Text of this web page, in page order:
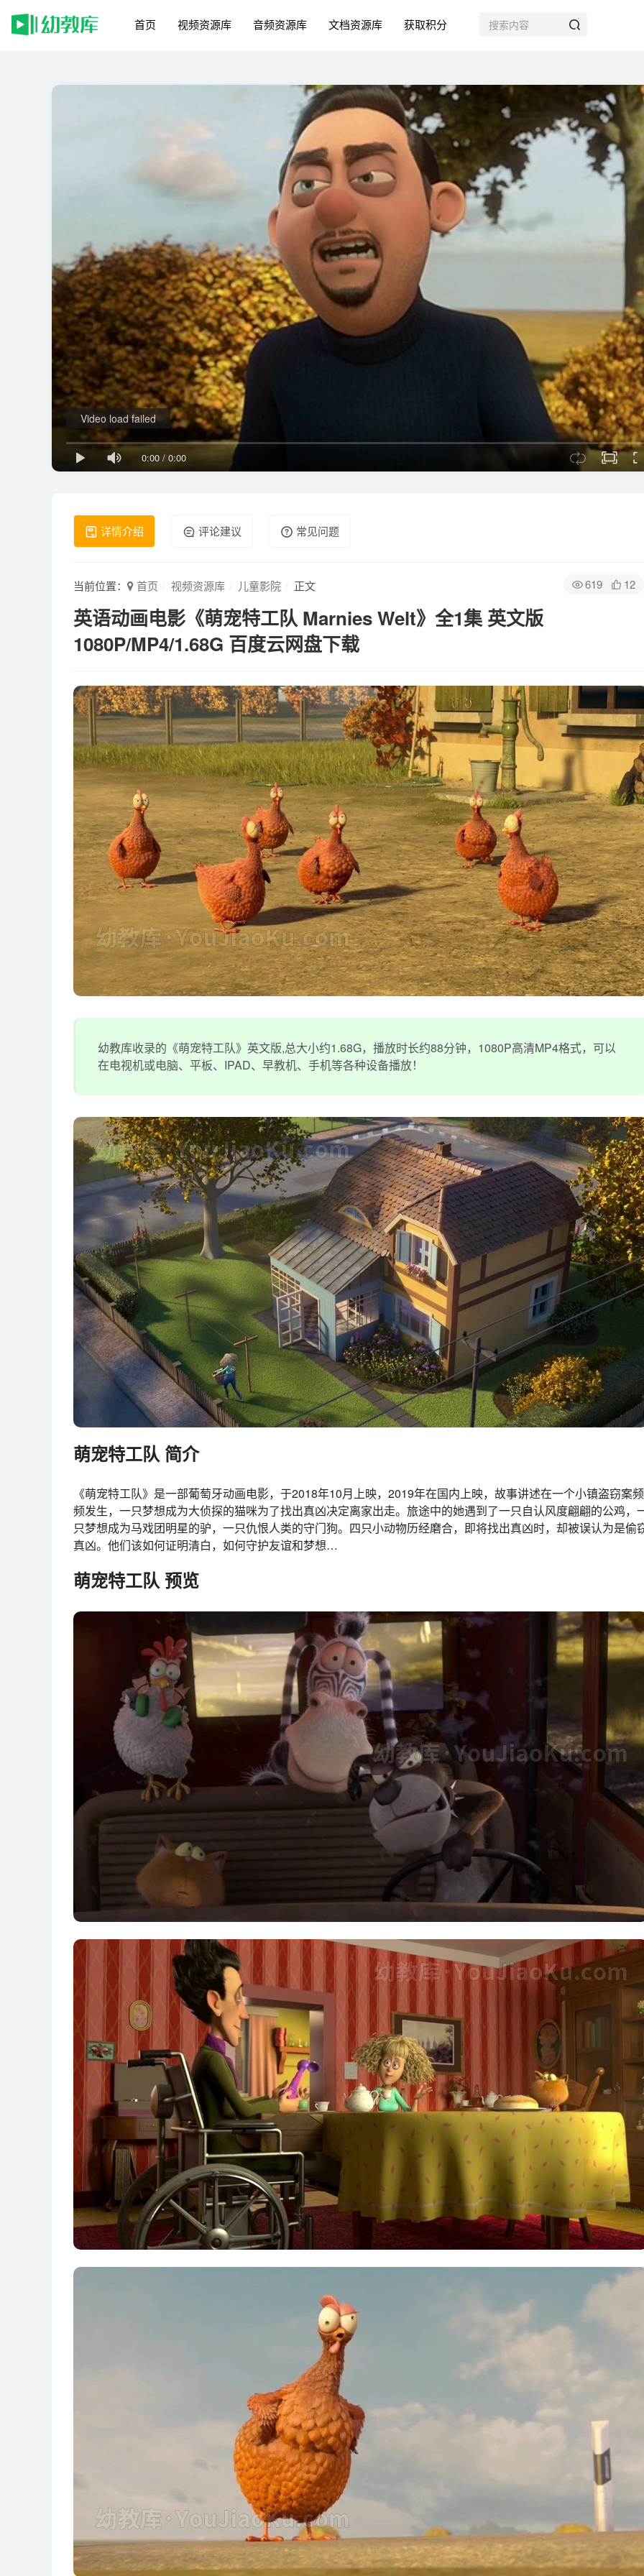
首页 视频资源库 音频资源库 文档资源库 获取积分
0:00 / 0:00
Video load failed
详情介绍 评论建议 常见问题
619 12
当前位置： 首页 视频资源库 儿童影院 正文
英语动画电影《萌宠特工队 Marnies Welt》全1集 英文版
1080P/MP4/1.68G 百度云网盘下载
幼教库收录的《萌宠特工队》英文版,总大小约1.68G，播放时长约88分钟，1080P高清MP4格式，可以
在电视机或电脑、平板、IPAD、早教机、手机等各种设备播放！
萌宠特工队 简介
《萌宠特工队》是一部葡萄牙动画电影，于2018年10月上映，2019年在国内上映，故事讲述在一个小镇盗窃案频
频发生，一只梦想成为大侦探的猫咪为了找出真凶决定离家出走。旅途中的她遇到了一只自认风度翩翩的公鸡，
只梦想成为马戏团明星的驴，一只仇恨人类的守门狗。四只小动物历经磨合，即将找出真凶时，却被误认为是偷
真凶。他们该如何证明清白，如何守护友谊和梦想…
萌宠特工队 预览